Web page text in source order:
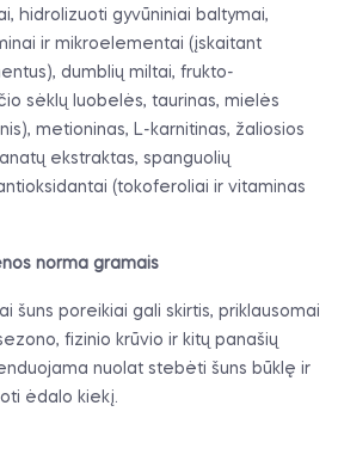
hidrolizuoti gyvūniniai baltymai,
ir mikroelementai (įskaitant
dumblių miltai, frukto-
sėklų luobelės, taurinas, mielės
metioninas, L-karnitinas, žaliosios
ekstraktas, spanguolių
(tokoferoliai ir vitaminas
norma gramais
šuns poreikiai gali skirtis, priklausomai
fizinio krūvio ir kitų panašių
nuolat stebėti šuns būklę ir
ėdalo kiekį.